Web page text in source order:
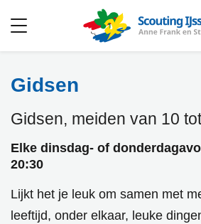
Open
home
gidsen
Gidsen
Gidsen, meiden van 10
Elke dinsdag- of
20:30
Lijkt het je leuk om samen met
leeftijd, onder elkaar, leuke